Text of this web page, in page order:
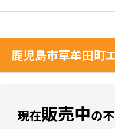
鹿児島市草牟田町
現在販売中の